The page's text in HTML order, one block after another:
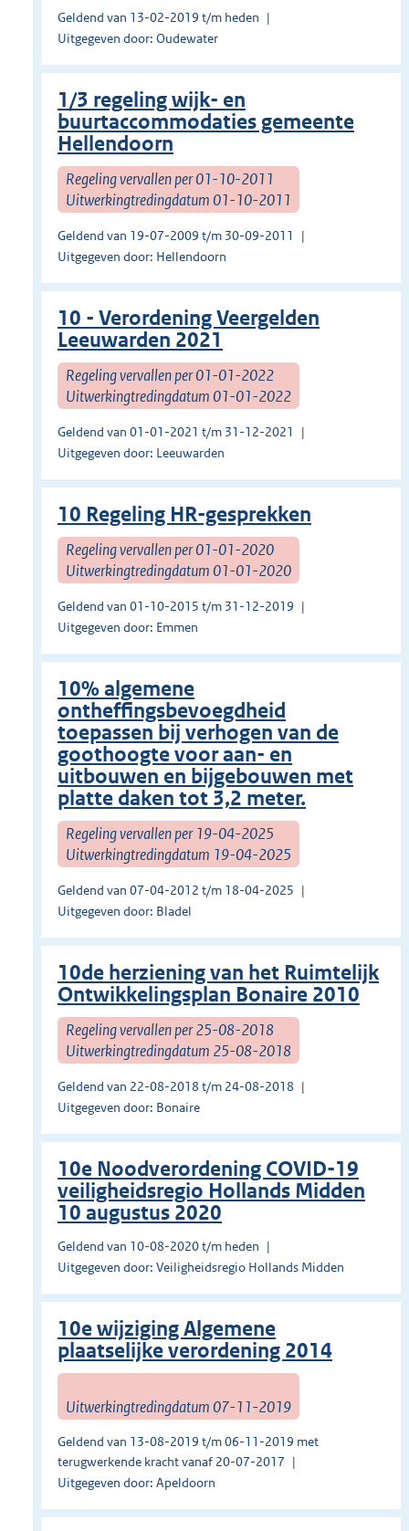
Geldend van 13-02-2019 t/m heden
Uitgegeven door: Oudewater
1/3 regeling wijk- en
buurtaccommodaties gemeente
Hellendoorn
Regeling vervallen per 01-10-2011
Uitwerkingtredingdatum 01-10-2011
Geldend van 19-07-2009 t/m 30-09-2011
Uitgegeven door: Hellendoorn
10 - Verordening Veergelden
Leeuwarden 2021
Regeling vervallen per 01-01-2022
Uitwerkingtredingdatum 01-01-2022
Geldend van 01-01-2021 t/m 31-12-2021
Uitgegeven door: Leeuwarden
10 Regeling HR-gesprekken
Regeling vervallen per 01-01-2020
Uitwerkingtredingdatum 01-01-2020
Geldend van 01-10-2015 t/m 31-12-2019
Uitgegeven door: Emmen
10% algemene
ontheffingsbevoegdheid
toepassen bij verhogen van de
goothoogte voor aan- en
uitbouwen en bijgebouwen met
platte daken tot 3,2 meter.
Regeling vervallen per 19-04-2025
Uitwerkingtredingdatum 19-04-2025
Geldend van 07-04-2012 t/m 18-04-2025
Uitgegeven door: Bladel
10de herziening van het Ruimtelijk
Ontwikkelingsplan Bonaire 2010
Regeling vervallen per 25-08-2018
Uitwerkingtredingdatum 25-08-2018
Geldend van 22-08-2018 t/m 24-08-2018
Uitgegeven door: Bonaire
10e Noodverordening COVID-19
veiligheidsregio Hollands Midden
10 augustus 2020
Geldend van 10-08-2020 t/m heden
Uitgegeven door: Veiligheidsregio Hollands Midden
10e wijziging Algemene
plaatselijke verordening 2014
Uitwerkingtredingdatum 07-11-2019
Geldend van 13-08-2019 t/m 06-11-2019 met
terugwerkende kracht vanaf 20-07-2017
Uitgegeven door: Apeldoorn